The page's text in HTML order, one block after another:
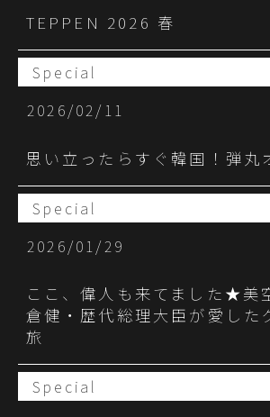
TEPPEN 2026 春
Special
2026/02/11
思い立ったらすぐ韓国！弾丸
Special
2026/01/29
ここ、偉人も来てました★美
倉健・歴代総理大臣が愛した
旅
Special